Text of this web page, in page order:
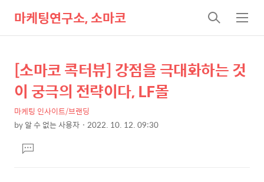
마케팅연구소, 소마코
검
색
메
뉴
상
세
텐
본
문
제
목
[소마코 콕터뷰] 강점을 극대화하는 것
이 궁극의 전략이다, LF몰
마케팅 인사이트/브랜딩
by알 수 없는 사용자 2022. 10. 12. 09:30
문댓
글